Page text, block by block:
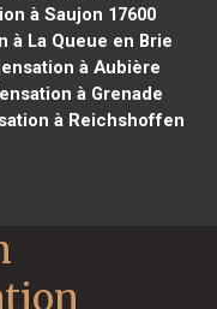
à Saujon 17600
à La Queue en Brie
à Aubière
à Grenade
à Reichshoffen